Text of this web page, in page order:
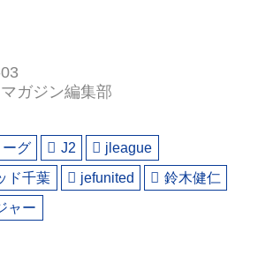
ガジン編集部
ーグ J2
jleague
ド千葉
jefunited
鈴木健仁
ャー